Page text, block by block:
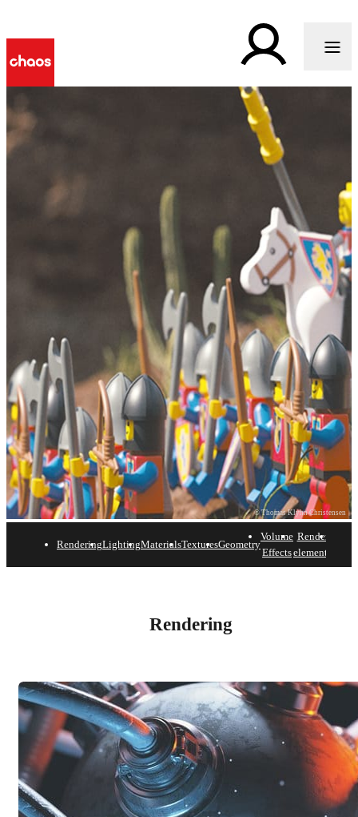
© Thomas Klyhn Christensen
機能
購入する
RenderingLightingMaterialsTexturesGeometry
Volume
Effects
Render
elements
Rendering